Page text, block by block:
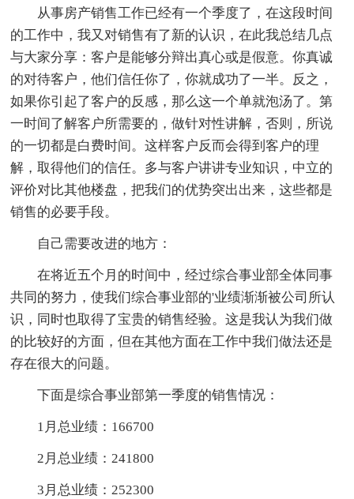
从事房产销售工作已经有一个季度了，在这段时间
的工作中，我又对销售有了新的认识，在此我总结几点
与大家分享：客户是能够分辩出真心或是假意。你真诚
的对待客户，他们信任你了，你就成功了一半。反之，
如果你引起了客户的反感，那么这一个单就泡汤了。第
一时间了解客户所需要的，做针对性讲解，否则，所说
的一切都是白费时间。这样客户反而会得到客户的理
解，取得他们的信任。多与客户讲讲专业知识，中立的
评价对比其他楼盘，把我们的优势突出出来，这些都是
销售的必要手段。
自己需要改进的地方：
在将近五个月的时间中，经过综合事业部全体同事
共同的努力，使我们综合事业部的'业绩渐渐被公司所认
识，同时也取得了宝贵的销售经验。这是我认为我们做
的比较好的方面，但在其他方面在工作中我们做法还是
存在很大的问题。
下面是综合事业部第一季度的销售情况：
1月总业绩：166700
2月总业绩：241800
3月总业绩：252300